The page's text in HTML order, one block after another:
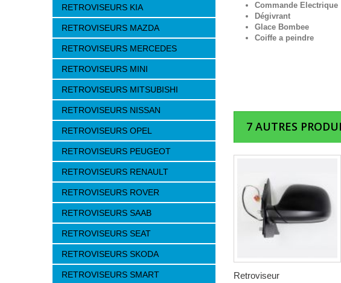
RETROVISEURS KIA
RETROVISEURS MAZDA
RETROVISEURS MERCEDES
RETROVISEURS MINI
RETROVISEURS MITSUBISHI
RETROVISEURS NISSAN
RETROVISEURS OPEL
RETROVISEURS PEUGEOT
RETROVISEURS RENAULT
RETROVISEURS ROVER
RETROVISEURS SAAB
RETROVISEURS SEAT
RETROVISEURS SKODA
RETROVISEURS SMART
Commande Electrique
Dégivrant
Glace Bombee
Coiffe a peindre
7 AUTRES
Retroviseur